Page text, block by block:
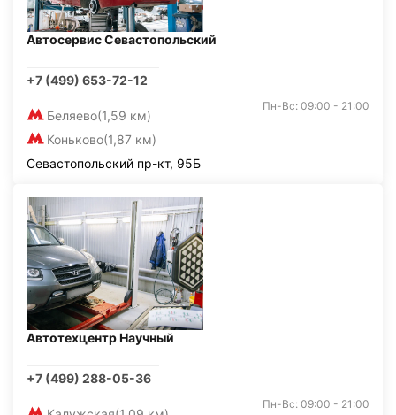
Автосервис Севастопольский
+7 (499) 653-72-12
Беляево(1,59 км)
Коньково(1,87 км)
Пн-Вс: 09:00 - 21:00
Севастопольский пр-кт, 95Б
Автотехцентр Научный
+7 (499) 288-05-36
Пн-Вс: 09:00 - 21:00